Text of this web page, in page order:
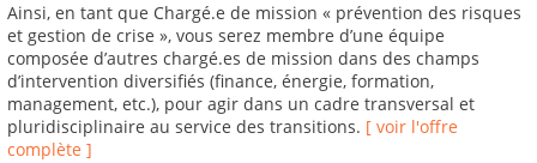
Ainsi, en tant que Chargé.e de mission « prévention des risques
et gestion de crise », vous serez membre d’une équipe
composée d’autres chargé.es de mission dans des champs
d’intervention diversifiés (finance, énergie, formation,
management, etc.), pour agir dans un cadre transversal et
pluridisciplinaire au service des transitions. [ voir l'offre
complète ]